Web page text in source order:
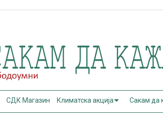
СДК Магазин Климатска акција Сакам да